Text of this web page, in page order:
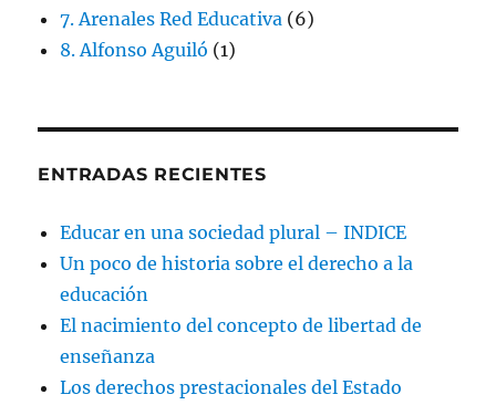
7. Arenales Red Educativa (6)
8. Alfonso Aguiló (1)
ENTRADAS RECIENTES
Educar en una sociedad plural – INDICE
Un poco de historia sobre el derecho a la
educación
El nacimiento del concepto de libertad de
enseñanza
Los derechos prestacionales del Estado